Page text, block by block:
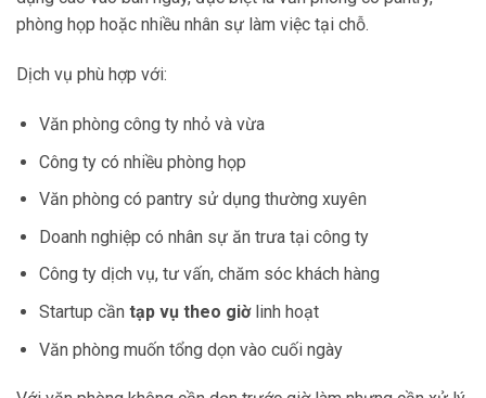
phòng họp hoặc nhiều nhân sự làm việc tại chỗ.
Dịch vụ phù hợp với:
Văn phòng công ty nhỏ và vừa
Công ty có nhiều phòng họp
Văn phòng có pantry sử dụng thường xuyên
Doanh nghiệp có nhân sự ăn trưa tại công ty
Công ty dịch vụ, tư vấn, chăm sóc khách hàng
Startup cần tạp vụ theo giờlinh hoạt
Văn phòng muốn tổng dọn vào cuối ngày